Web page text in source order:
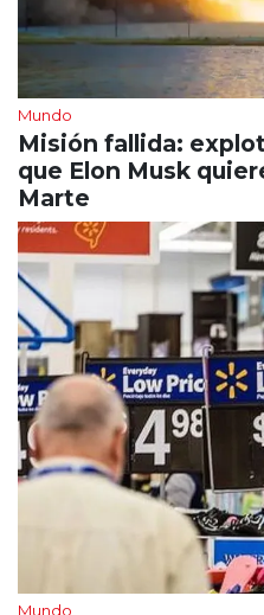
Mundo
Misión fallida:
que Elon Musk
Marte
Mundo